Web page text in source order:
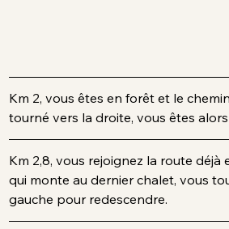
Km 2, vous êtes en forêt et le
tourné vers la droite, vous êtes alors
Km 2,8, vous rejoignez la route déjà
qui monte au dernier chalet, vous
gauche pour redescendre.